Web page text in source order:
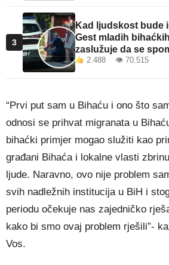
3
Kad ljudskost bude
Gest mladih
zaslužuje da se
2.488 👁 70.515
“Prvi put sam u Bihaću i ono što
odnosi se prihvat migranata u
bihaćki primjer mogao služiti kao
građani Bihaća i lokalne vlasti
ljude. Naravno, ovo nije problem
svih nadležnih institucija u BiH i
periodu očekuje nas zajedničko
kako bi smo ovaj problem rješili”-
Vos.